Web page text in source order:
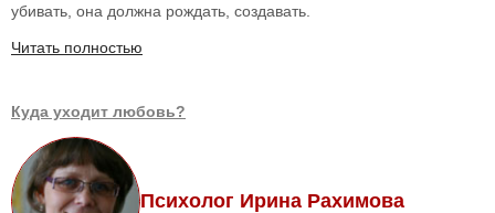
убивать, она должна рождать, создавать.
Читать полностью
Куда уходит любовь?
Психолог Ирина Рахимова